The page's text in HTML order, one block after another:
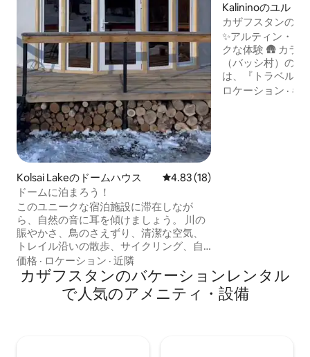
Kolsai Lakeのドームハウス レビュー18件、5つ星中4.83つ
4.83 (18)
ドームに泊まろう！
このユニークな宿泊施設に滞在しなが
ら、自然の音に耳を傾けましょう。 川の
賑やかさ、鳥のさえずり、清潔な空気、
トレイル沿いの散歩、サイクリング、自
然の中での美しい忘れられない休暇は、
私たちのレクリエーションエリア「コル
セーリゾート」を提供します！ みなさま
の便宜のため、次のものをご用意してお
価格 · ロケーション · 近隣
Kalininoのユルト
カザフスタンの伝
✨アルティン・エ
クな体験 🛖 カラ
（バッシ村）の
は、『トラベル＋
のベストパークト
ロケーション · キ
カザフスタンのバケーションレンタル
で人気のアメニティ・設備